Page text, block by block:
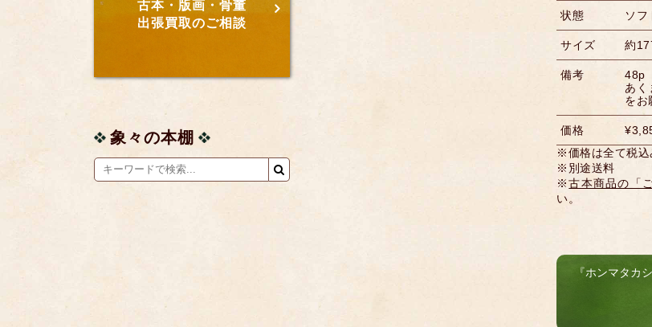
状態 ソフ
サイズ 約
備考
48p
あく
をお
価格
※価格は全て税込
※別途送料
※古本商品の「
い。
『ホンマタカ
古本・版画・骨董
出張買取のご相談
象々の本棚